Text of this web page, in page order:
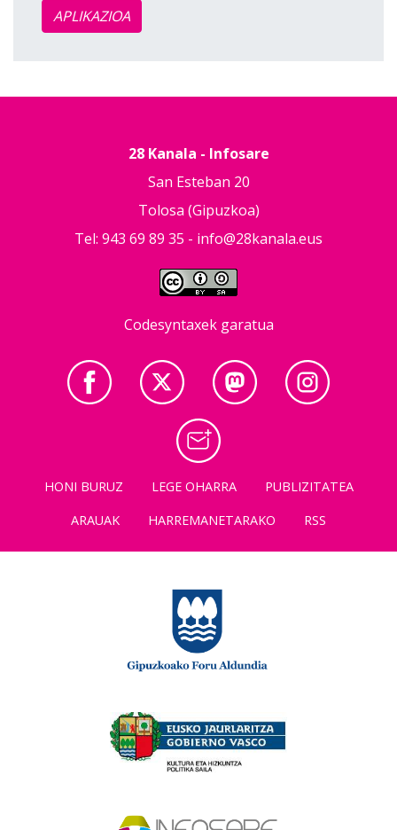
APLIKAZIOA
28 Kanala - Infosare
San Esteban 20
Tolosa (Gipuzkoa)
Tel: 943 69 89 35 - info@28kanala.eus
Codesyntaxek garatua
HONI BURUZ LEGE OHARRA
PUBLIZITATEA
ARAUAK
HARREMANETARAKO RSS